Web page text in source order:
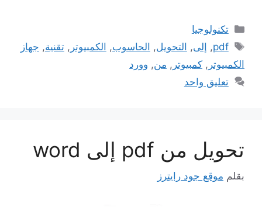
التصنيفات
تكنولوجيا
الوسوم
pdf
, إلى, التحويل, الحاسوب, الكمبيوتر ,تقنية, جهاز
الكمبيوتر , كمبيوتر , من, وورد
تعليق واحد
تحويل من pdf إلى word
بقلم موقع جود رايترز